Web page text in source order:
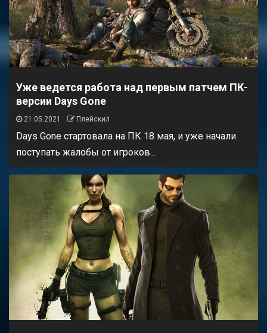
Уже ведется работа над первым патчем ПК-
версии Days Gone
21.05.2021 Плейскил
Days Gone стартовала на ПК 18 мая, и уже начали
поступать жалобы от игроков...